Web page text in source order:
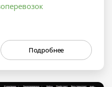
Подробнее